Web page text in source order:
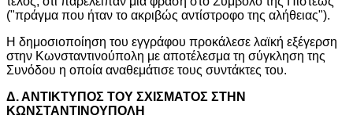
("πράγμα που ήταν το ακριβώς αντίστροφο της αλήθειας").
Η δημοσιοποίηση του εγγράφου προκάλεσε λαϊκή εξέγερση
στην Κωνσταντινούπολη με αποτέλεσμα τη σύγκληση της
Συνόδου η οποία αναθεμάτισε τους συντάκτες του.
Δ. ΑΝΤΙΚΤΥΠΟΣ ΤΟΥ ΣΧΙΣΜΑΤΟΣ ΣΤΗΝ
ΚΩΝΣΤΑΝΤΙΝΟΥΠΟΛΗ